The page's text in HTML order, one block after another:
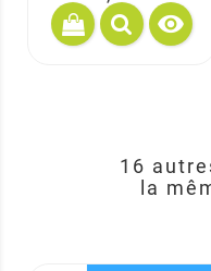

16
la